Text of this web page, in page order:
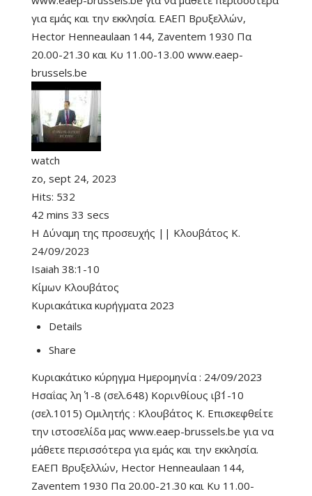
για εμάς και την εκκλησία. ΕΑΕΠ Βρυξελλών,
Hector Henneaulaan 144, Zaventem 1930 Πα
20.00-21.30 και Κυ 11.00-13.00 www.eaep-
brussels.be
watch
zo, sept 24, 2023
Hits: 532
42 mins 33 secs
Η Δύναμη της προσευχής || Κλουβάτος Κ.
24/09/2023
Isaiah 38:1-10
Κίμων Κλουβάτος
Κυριακάτικα κυρήγματα 2023
Details
Share
Κυριακάτικο κύρηγμα Ημερομηνία : 24/09/2023
Ησαΐας λη΄ 1-8 (σελ.648) Κορινθίους ιβ΄1-10
(σελ.1015) Ομιλητής : Κλουβάτος Κ. Επισκεφθείτε
την ιστοσελίδα μας www.eaep-brussels.be για να
μάθετε περισσότερα για εμάς και την εκκλησία.
ΕΑΕΠ Βρυξελλών, Hector Henneaulaan 144,
Zaventem 1930 Πα 20.00-21.30 και Κυ 11.00-